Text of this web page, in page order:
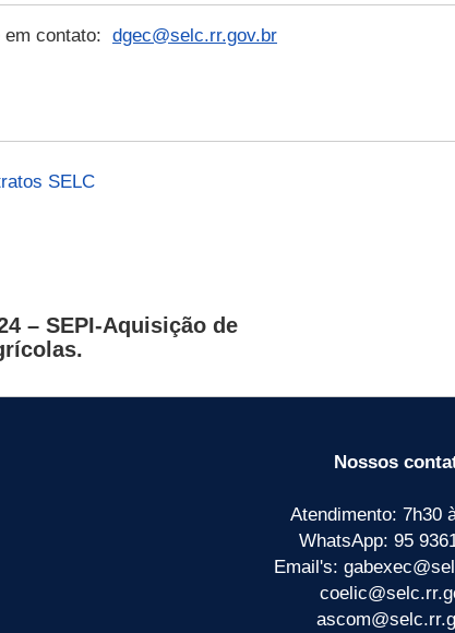
em contato: dgec@selc.rr.gov.br
SELC
– SEPI-Aquisição de
Nossos
Atendimento: 7h30
WhatsApp: 95
Email's: